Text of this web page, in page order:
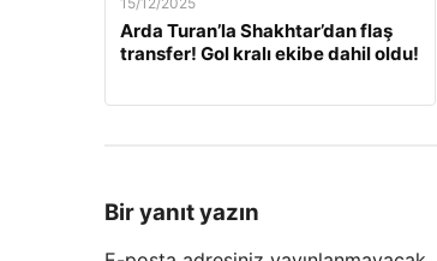
Arda Turan’la Shakhtar’dan flaş
transfer! Gol kralı ekibe dahil oldu!
Bir yanıt yazın